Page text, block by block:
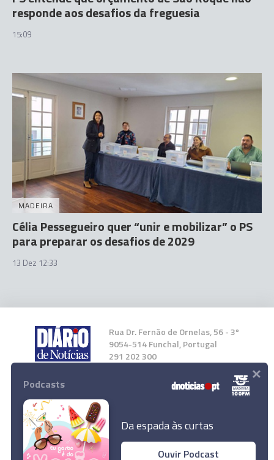
responde aos desafios da freguesia
15:09
MADEIRA
Célia Pessegueiro quer “unir e mobilizar” o PS
para preparar os desafios de 2029
13 Dez 12:33
Rua Dr. Fernão de Ornelas, 56 - 3º
9054-514 Funchal, Portugal
291 202 300
Instale a nossa App
Podcasts
Da espada às curtas
Ouvir Podcast
×